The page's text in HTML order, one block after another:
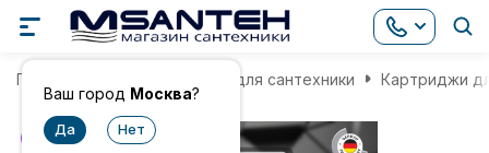
Ваш город Москва?
Главная Комплектующие для сантехники Картриджи
хит